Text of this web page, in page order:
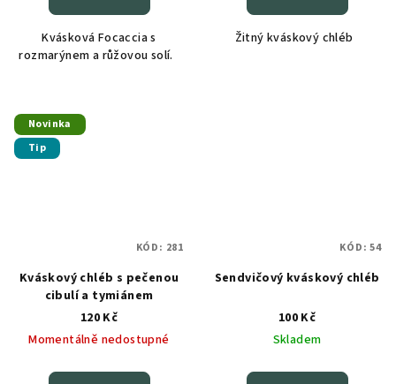
Kvásková Focaccia s
rozmarýnem a růžovou solí.
Žitný kváskový chléb
Novinka
Tip
Kváskový chléb s pečenou
cibulí a tymiánem
120 Kč
Momentálně nedostupné
KÓD: 281
Sendvičový kváskový chléb
100 Kč
Skladem
KÓD:54